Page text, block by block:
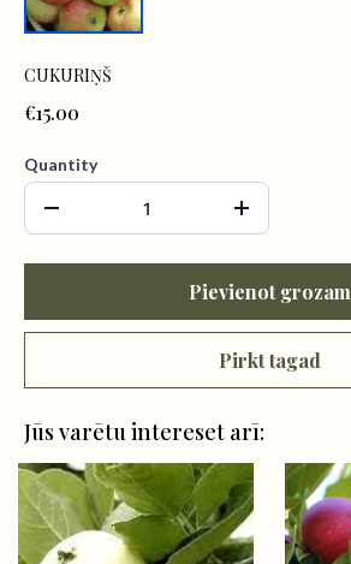
CUKURIŅŠ
€15.00
Quantity
Pievienot grozam
Pirkt tagad
Jūs varētu intereset arī: